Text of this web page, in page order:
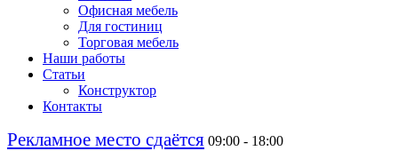
Офисная мебель
Для гостиниц
Торговая мебель
Наши работы
Статьи
Конструктор
Контакты
Рекламное место сдаётся 09:00 - 18:00